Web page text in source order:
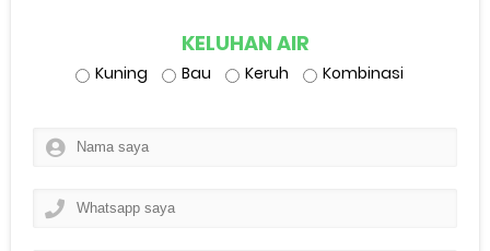
KELUHAN AIR
Kuning Bau Keruh Kombinasi